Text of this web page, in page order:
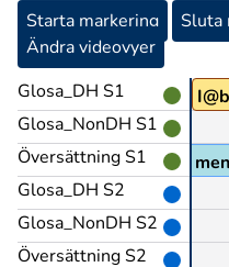
Starta markering Sluta
Ändra videovyer
Glosa_DH S1
Glosa_NonDH S1
Översättning S1
Glosa_DH S2
Glosa_NonDH S2
Översättning S2
NU@b
vet inte hur det är idag